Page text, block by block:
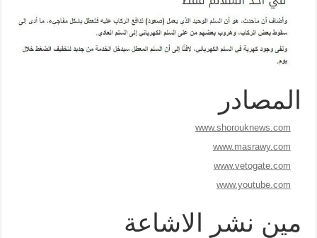
المصادر
www.shorouknews.com
www.masrawy.com
www.vetogate.com
www.youtube.com
مين نشر الاشاعة